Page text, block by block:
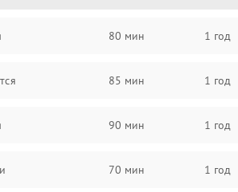
80 мин 1 год
85 мин 1 год
90 мин 1 год
70 мин 1 год